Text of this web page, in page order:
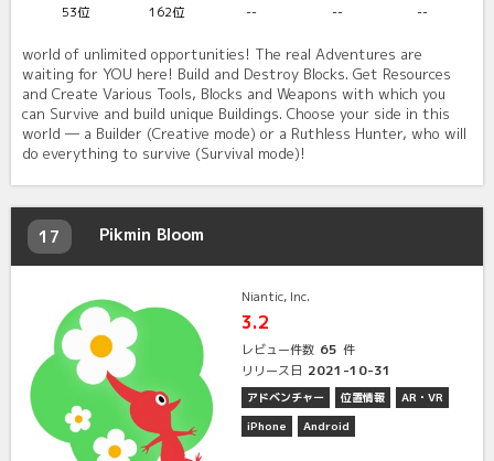
53位
162位
--
--
--
world of unlimited opportunities! The real Adventures are
waiting for YOU here! Build and Destroy Blocks. Get Resources
and Create Various Tools, Blocks and Weapons with which you
can Survive and build unique Buildings. Choose your side in this
world ― a Builder (Creative mode) or a Ruthless Hunter, who will
do everything to survive (Survival mode)!
17 Pikmin Bloom
Niantic, Inc.
3.2
レビュー件数 65 件
リリース日 2021-10-31
アドベンチャー 位置情報
AR・VR
iPhone
Android